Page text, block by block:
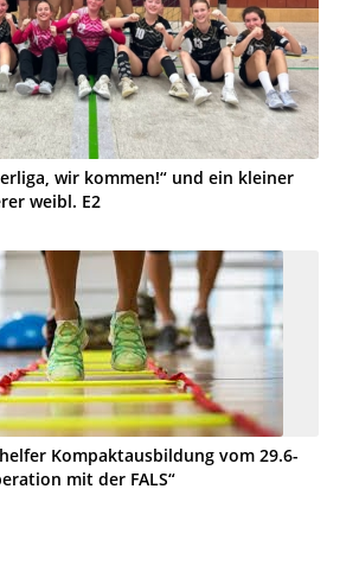
wir kommen!“ und ein kleiner
weibl. E2
Kompaktausbildung vom 29.6-
mit der FALS“